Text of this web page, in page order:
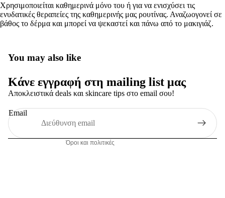
Χρησιμοποιείται καθημερινά μόνο του ή για να ενισχύσει τις
ενυδατικές θεραπείες της καθημερινής μας ρουτίνας. Αναζωογονεί σε
βάθος το δέρμα και μπορεί να ψεκαστεί και πάνω από το μακιγιάζ.
You may also like
Κάνε εγγραφή στη mailing list μας
Αποκλειστικά deals και skincare tips στο email σου!
Email
Όροι και πολιτικές
Πολιτική απορρήτου
Πολιτική επιστροφής χρημάτων
Πληροφορίες επικοινωνίας
Πολιτική αποστολής
Νομική ειδοποίηση